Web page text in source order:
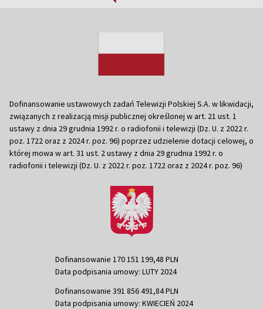
Dofinansowanie ustawowych zadań Telewizji Polskiej S.A. w likwidacji,
związanych z realizacją misji publicznej określonej w art. 21 ust. 1
ustawy z dnia 29 grudnia 1992 r. o radiofonii i telewizji (Dz. U. z 2022 r.
poz. 1722 oraz z 2024 r. poz. 96) poprzez udzielenie dotacji celowej, o
której mowa w art. 31 ust. 2 ustawy z dnia 29 grudnia 1992 r. o
radiofonii i telewizji (Dz. U. z 2022 r. poz. 1722 oraz z 2024 r. poz. 96)
Dofinansowanie 170 151 199,48 PLN
Data podpisania umowy: LUTY 2024
Dofinansowanie 391 856 491,84 PLN
Data podpisania umowy: KWIECIEŃ 2024